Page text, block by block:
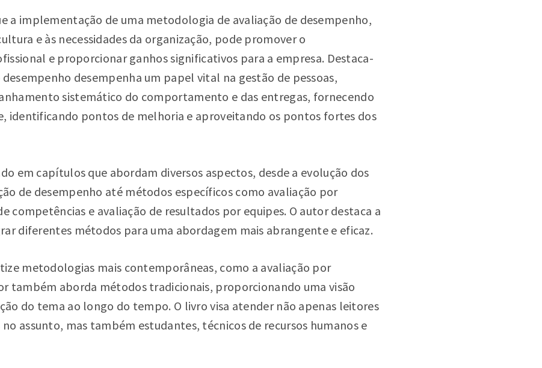
a implementação de uma metodologia de avaliação de desempenho,
e às necessidades da organização, pode promover o
e proporcionar ganhos significativos para a empresa. Destaca-
desempenho desempenha um papel vital na gestão de pessoas,
sistemático do comportamento e das entregas, fornecendo
identificando pontos de melhoria e aproveitando os pontos fortes dos
em capítulos que abordam diversos aspectos, desde a evolução dos
de desempenho até métodos específicos como avaliação por
competências e avaliação de resultados por equipes. O autor destaca a
diferentes métodos para uma abordagem mais abrangente e eficaz.
metodologias mais contemporâneas, como a avaliação por
também aborda métodos tradicionais, proporcionando uma visão
do tema ao longo do tempo. O livro visa atender não apenas leitores
assunto, mas também estudantes, técnicos de recursos humanos e